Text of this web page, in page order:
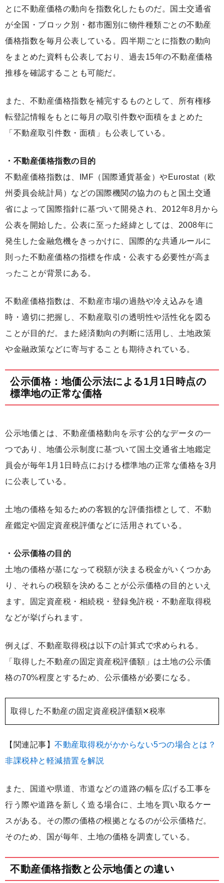
とに不動産価格の動向を指数化したものだ。国土交通省
が全国・ブロック別・都市圏別に物件種類ごとの不動産
価格指数を毎月公表している。四半期ごとに指数の動向
をまとめた資料も公表しており、過去15年の不動産価格
推移を確認することも可能だ。
また、不動産価格指数を補完するものとして、所有権移
転登記情報をもとに毎月の取引件数や面積をまとめた
「不動産取引件数・面積」も公表している。
・不動産価格指数の目的
不動産価格指数は、IMF（国際通貨基金）やEurostat（欧
州委員会統計局）などの国際機関の協力のもと国土交通
省によって国際指針に基づいて開発され、2012年8月から
公表を開始した。公表に至った経緯としては、2008年に
発生した金融危機をきっかけに、国際的な共通ルールに
則った不動産価格の指標を作成・公表する必要性が高ま
ったことが背景にある。
不動産価格指数は、不動産市場の過熱や冷え込みを適
時・適切に把握し、不動産取引の透明性や活性化を図る
ことが目的だ。また経済動向の判断に活用し、土地政策
や金融政策などに寄与することも期待されている。
公示価格：地価公示法による1月1日時点の
標準地の正常な価格
公示地価とは、不動産価格動向を示す公的なデータの一
つであり、地価公示制度に基づいて国土交通省土地鑑定
員会が毎年1月1日時点における標準地の正常な価格を3月
に公表している。
土地の価格を知るための客観的な評価指標として、不動
産鑑定や固定資産税評価などに活用されている。
・公示価格の目的
土地の価格が基になって税額が決まる税金がいくつかあ
り、それらの税額を決めることが公示価格の目的といえ
ます。固定資産税・相続税・登録免許税・不動産取得税
などが挙げられます。
例えば、不動産取得税は以下の計算式で求められる。
「取得した不動産の固定資産税評価額」は土地の公示価
格の70%程度とするため、公示価格が必要になる。
取得した不動産の固定資産税評価額✕税率
【関連記事】 不動産取得税がかからない5つの場合とは？
非課税枠と軽減措置を解説
また、国道や県道、市道などの道路の幅を広げる工事を
行う際や道路を新しく造る場合に、土地を買い取るケー
スがある。その際の価格の根拠となるのが公示価格だ。
そのため、国が毎年、土地の価格を調査している。
不動産価格指数と公示地価との違い